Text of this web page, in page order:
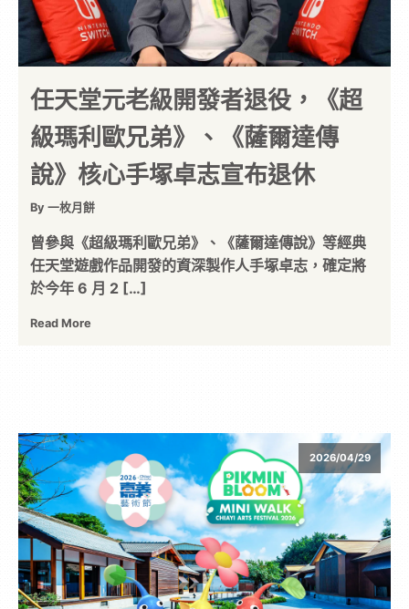
任天堂元老級開發者退役，《超
級瑪利歐兄弟》、《薩爾達傳
說》核心手塚卓志宣布退休
By 一枚月餅
曾參與《超級瑪利歐兄弟》、《薩爾達傳說》等經典
任天堂遊戲作品開發的資深製作人手塚卓志，確定將
於今年 6 月 2 […]
Read More
2026/04/29